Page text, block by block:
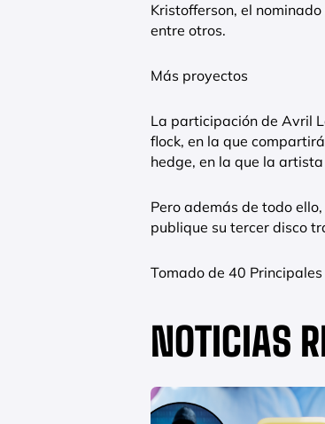
Kristofferson, el
entre otros.
Más proyectos
La participación de Avril
flock, en la que
hedge, en la que la
Pero además de todo
publique su tercer disco
Tomado de 40 Principales
NOTICIAS